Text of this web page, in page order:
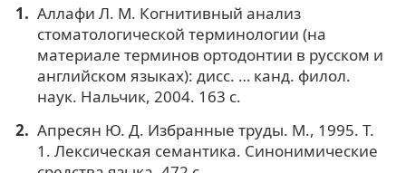
Аллафи Л. М. Когнитивный анализ
стоматологической терминологии (на
материале терминов ортодонтии в русском и
английском языках): дисс. … канд. филол.
наук. Нальчик, 2004. 163 с.
Апресян Ю. Д. Избранные труды. М., 1995. Т.
1. Лексическая семантика. Синонимические